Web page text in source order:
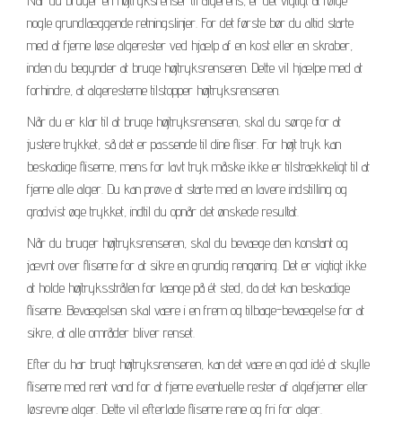
nogle grundlæggende retningslinjer. For det første bør du altid starte
med at fjerne løse algerester ved hjælp af en kost eller en skraber,
inden du begynder at bruge højtryksrenseren. Dette vil hjælpe med at
forhindre, at algeresterne tilstopper højtryksrenseren.
Når du er klar til at bruge højtryksrenseren, skal du sørge for at
justere trykket, så det er passende til dine fliser. For højt tryk kan
beskadige fliserne, mens for lavt tryk måske ikke er tilstrækkeligt til at
fjerne alle alger. Du kan prøve at starte med en lavere indstilling og
gradvist øge trykket, indtil du opnår det ønskede resultat.
Når du bruger højtryksrenseren, skal du bevæge den konstant og
jævnt over fliserne for at sikre en grundig rengøring. Det er vigtigt ikke
at holde højtryksstrålen for længe på ét sted, da det kan beskadige
fliserne. Bevægelsen skal være i en frem og tilbage-bevægelse for at
sikre, at alle områder bliver renset.
Efter du har brugt højtryksrenseren, kan det være en god idé at skylle
fliserne med rent vand for at fjerne eventuelle rester af algefjerner eller
løsrevne alger. Dette vil efterlade fliserne rene og fri for alger.